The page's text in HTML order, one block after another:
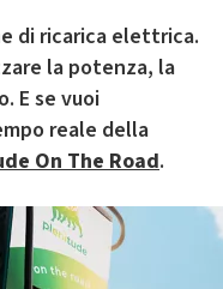
di ricarica elettrica.
la potenza, la
E se vuoi
reale della
On The Road.